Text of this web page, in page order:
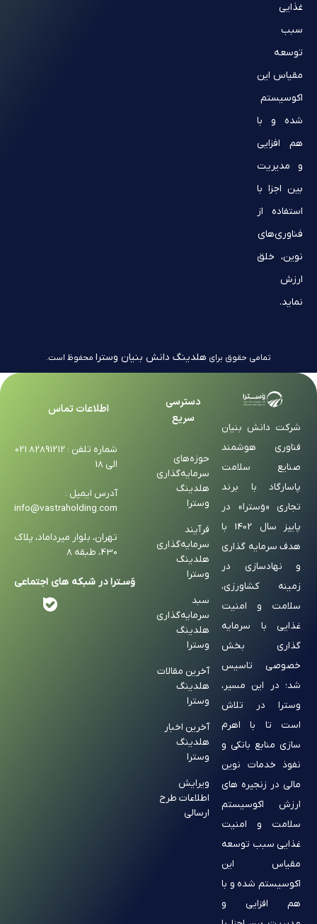
غذایی
سبب
توسعه
مقیاس این
اکوسیستم
شده و با
هم افزایی
و مدیریت
بین اجزا با
استفاده از
فناوری‌های
نوین، خلق
ارزش
نماید.
تمامی حقوق برای هلدینگ دانش بنیان وسترا محفوظ است.
شرکت دانش بنیان
فناوری هوشمند
صنایع سلامت
پاسارگاد با برند
تجاری «وَسترا» در
پاییز سال 1402 با
هدف سرمایه گذاری
و نهادسازی در
زمینه کشاورزی،
سلامت و امنیت
غذایی با سرمایه
گذاری بخش
خصوصی تاسیس
شد؛ در این مسیر،
وسترا در تلاش
است تا با اهرم
سازی منابع بانکی و
نفوذ خدمات نوین
مالی در زنجیره های
ارزش اکوسیستم
سلامت و امنیت
غذایی سبب توسعه
مقیاس این
اکوسیستم شده و با
هم افزایی و
دسترسی
سریع
حوزه‌های
سرمایه‌گذاری
هلدینگ
وسترا
فرآیند
سرمایه‌گذاری
هلدینگ
وسترا
سبد
سرمایه‌گذاری
هلدینگ
وسترا
آخرین مقالات
هلدینگ
وسترا
آخرین اخبار
هلدینگ
وسترا
ویرایش
اطلاعات طرح
ارسالی
اطلاعات تماس
شماره تلفن : 82891212 021
الی 18
آدرس ایمیل :
info@vastraholding.com
تهران، بلوار میرداماد، پلاک
430، طبقه 8
وَسـترا در شبکه های اجتماعی